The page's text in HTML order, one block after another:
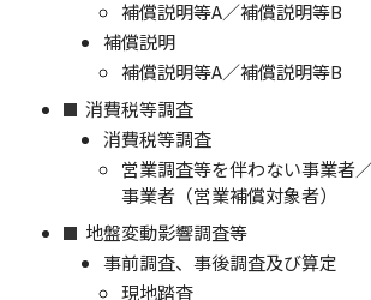
補償説明等A／補償説明等B
補償説明
補償説明等A／補償説明等B
消費税等調査
消費税等調査
営業調査等を伴わない事業者
事業者（営業補償対象者）
地盤変動影響調査等
事前調査、事後調査及び算定
現地踏査